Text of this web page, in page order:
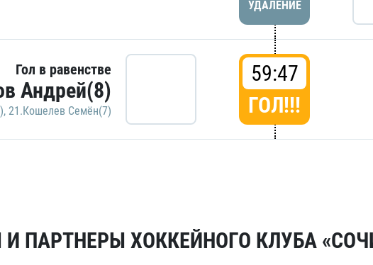
УДАЛЕНИЕ
Гол в равенстве
Андрей(8)
, 21.Кошелев Семён(7)
59:47
ГОЛ!!!
ПАРТНЕРЫ ХОККЕЙНОГО КЛУБА